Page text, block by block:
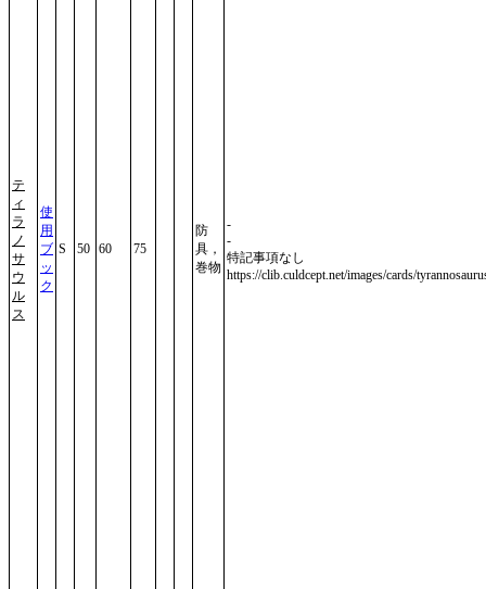
テ
ィ
ラ
ノ
サ
ウ
ル
ス
使
用
ブ
ッ
ク
S 50 60 75
防
具，
巻物
-
-
特記事項なし
https://clib.culdcept.net/images/cards/